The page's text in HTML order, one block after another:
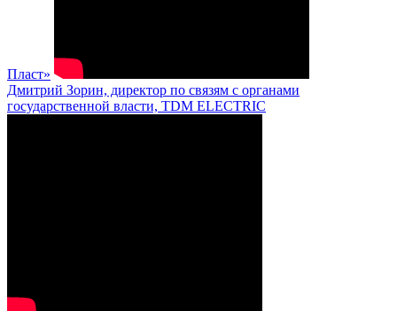
Пласт»
Дмитрий Зорин, директор по связям с органами
государственной власти, TDM ELECTRIC